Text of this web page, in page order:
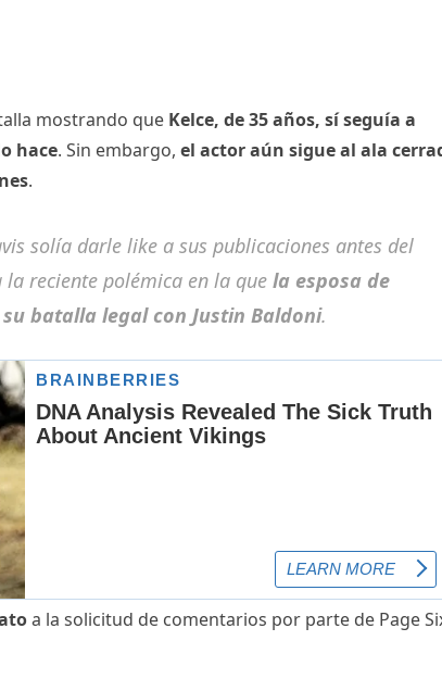
mostrando que Kelce, de 35 años, sí seguía a
hace. Sin embargo, el actor aún sigue al ala
.
solía darle like a sus publicaciones antes del
reciente polémica en la que la esposa de
batalla legal con Justin Baldoni.
a la solicitud de comentarios por parte de Page